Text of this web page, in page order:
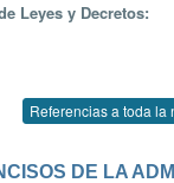
Leyes y Decretos:
Referencias a toda la
DE LA